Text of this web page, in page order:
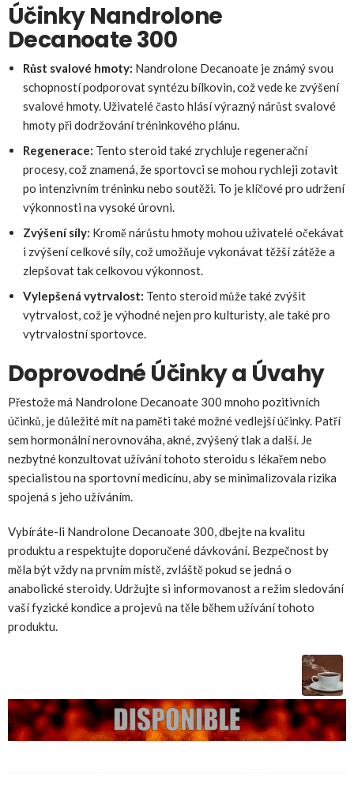
Účinky Nandrolone
Decanoate 300
Růst svalové hmoty: Nandrolone Decanoate je známý svou
schopností podporovat syntézu bílkovin, což vede ke zvýšení
svalové hmoty. Uživatelé často hlásí výrazný nárůst svalové
hmoty při dodržování tréninkového plánu.
Regenerace: Tento steroid také zrychluje regenerační
procesy, což znamená, že sportovci se mohou rychleji zotavit
po intenzivním tréninku nebo soutěži. To je klíčové pro udržení
výkonnosti na vysoké úrovni.
Zvýšení síly: Kromě nárůstu hmoty mohou uživatelé očekávat
i zvýšení celkové síly, což umožňuje vykonávat těžší zátěže a
zlepšovat tak celkovou výkonnost.
Vylepšená vytrvalost: Tento steroid může také zvýšit
vytrvalost, což je výhodné nejen pro kulturisty, ale také pro
vytrvalostní sportovce.
Doprovodné Účinky a Úvahy
Přestože má Nandrolone Decanoate 300 mnoho pozitivních
účinků, je důležité mít na paměti také možné vedlejší účinky. Patří
sem hormonální nerovnováha, akné, zvýšený tlak a další. Je
nezbytné konzultovat užívání tohoto steroidu s lékařem nebo
specialistou na sportovní medicínu, aby se minimalizovala rizika
spojená s jeho užíváním.
Vybíráte-li Nandrolone Decanoate 300, dbejte na kvalitu
produktu a respektujte doporučené dávkování. Bezpečnost by
měla být vždy na prvním místě, zvláště pokud se jedná o
anabolické steroidy. Udržujte si informovanost a režim sledování
vaší fyzické kondice a projevů na těle během užívání tohoto
produktu.